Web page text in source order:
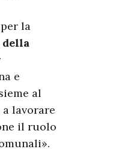
la
della
e
al
lavorare
il ruolo